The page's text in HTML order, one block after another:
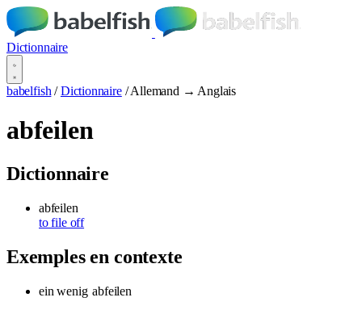
Dictionnaire
babelfish / Dictionnaire / Allemand → Anglais
abfeilen
Dictionnaire
abfeilen
to file off
Exemples en contexte
ein wenig abfeilen